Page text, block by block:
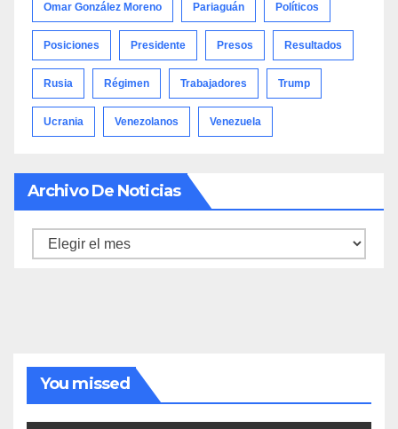
Omar González Moreno Pariaguán Políticos
Posiciones Presidente Presos Resultados
Rusia Régimen Trabajadores Trump
Ucrania Venezolanos Venezuela
Archivo De Noticias
Archivo
You missed